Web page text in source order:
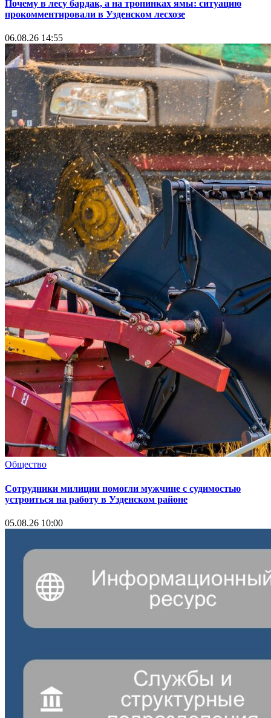
Почему в лесу бардак, а на тропинках ямы: ситуацию
прокомментировали в Узденском лесхозе
06.08.26 14:55
Общество
Сотрудники милиции помогли мужчине с судимостью
устроиться на работу в Узденском районе
05.08.26 10:00